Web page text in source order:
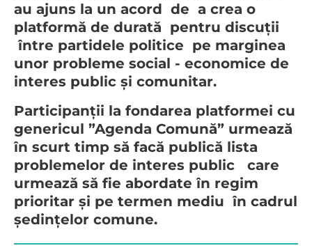
au ajuns la un acord de a crea o
platformă de durată pentru discuții
între partidele politice pe marginea
unor probleme social - economice de
interes public și comunitar.
Participanții la fondarea platformei cu
genericul ”Agenda Comună” urmează
în scurt timp să facă publică lista
problemelor de interes public care
urmează să fie abordate în regim
prioritar și pe termen mediu în cadrul
ședințelor comune.